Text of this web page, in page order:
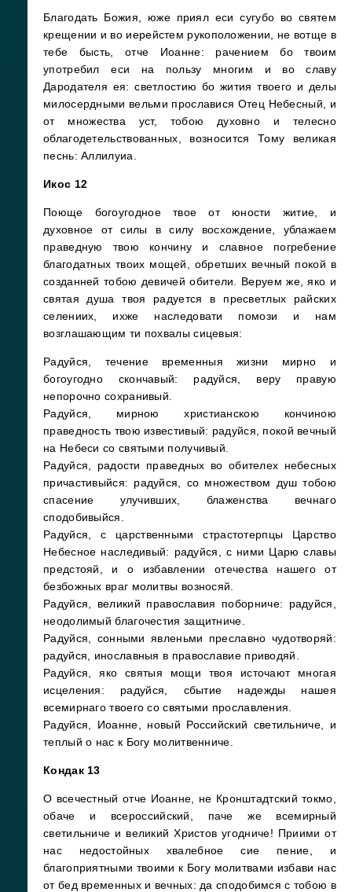
Благодать Божия, юже приял еси сугубо во святем
крещении и во иерейстем рукоположении, не вотще в
тебе бысть, отче Иоанне: рачением бо твоим
употребил еси на пользу многим и во славу
Дародателя ея: светлостию бо жития твоего и делы
милосердными вельми прославися Отец Небесный, и
от множества уст, тобою духовно и телесно
облагодетельствованных, возносится Тому великая
песнь: Аллилуиа.
Икос 12
Поюще богоугодное твое от юности житие, и
духовное от силы в силу восхождение, ублажаем
праведную твою кончину и славное погребение
благодатных твоих мощей, обретших вечный покой в
созданней тобою девичей обители. Веруем же, яко и
святая душа твоя радуется в пресветлых райских
селениих, ихже наследовати помози и нам
возглашающим ти похвалы сицевыя:
Радуйся, течение временныя жизни мирно и
богоугодно скончавый: радуйся, веру правую
непорочно сохранивый.
Радуйся, мирною христианскою кончиною
праведность твою известивый: радуйся, покой вечный
на Небеси со святыми получивый.
Радуйся, радости праведных во обителех небесных
причастивыйся: радуйся, со множеством душ тобою
спасение улучивших, блаженства вечнаго
сподобивыйся.
Радуйся, с царственными страстотерпцы Царство
Небесное наследивый: радуйся, с ними Царю славы
предстояй, и о избавлении отечества нашего от
безбожных враг молитвы возносяй.
Радуйся, великий православия поборниче: радуйся,
неодолимый благочестия защитниче.
Радуйся, сонными явленьми преславно чудотворяй:
радуйся, инославныя в православие приводяй.
Радуйся, яко святыя мощи твоя источают многая
исцеления: радуйся, сбытие надежды нашея
всемирнаго твоего со святыми прославления.
Радуйся, Иоанне, новый Российский светильниче, и
теплый о нас к Богу молитвенниче.
Кондак 13
О всечестный отче Иоанне, не Кронштадтский токмо,
обаче и всероссийский, паче же всемирный
светильниче и великий Христов угодниче! Приими от
нас недостойных хвалебное сие пение, и
благоприятными твоими к Богу молитвами избави нас
от бед временных и вечных: да сподобимся с тобою в